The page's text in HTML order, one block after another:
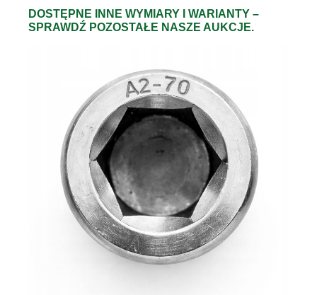
DOSTĘPNE INNE WYMIARY I WARIANTY –
SPRAWDŹ POZOSTAŁE NASZE AUKCJE.